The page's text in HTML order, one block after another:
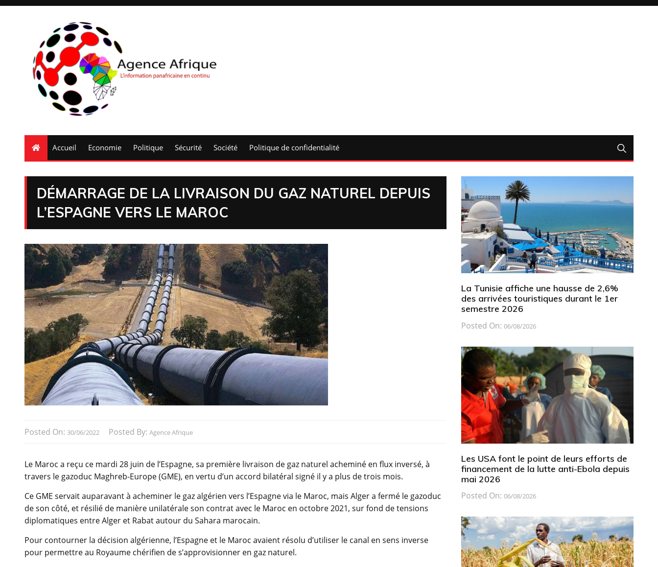
Accueil Economie Politique Sécurité Société Politique de confidentialité
DÉMARRAGE DE LA LIVRAISON DU GAZ NATUREL DEPUIS
L’ESPAGNE VERS LE MAROC
Posted On: 30/06/2022 Posted By: Agence Afrique
Le Maroc a reçu ce mardi 28 juin de l’Espagne, sa première livraison de gaz naturel acheminé en flux inversé, à
travers le gazoduc Maghreb-Europe (GME), en vertu d’un accord bilatéral signé il y a plus de trois mois.
Ce GME servait auparavant à acheminer le gaz algérien vers l’Espagne via le Maroc, mais Alger a fermé le gazoduc
de son côté, et résilié de manière unilatérale son contrat avec le Maroc en octobre 2021, sur fond de tensions
diplomatiques entre Alger et Rabat autour du Sahara marocain.
Pour contourner la décision algérienne, l’Espagne et le Maroc avaient résolu d’utiliser le canal en sens inverse
pour permettre au Royaume chérifien de s’approvisionner en gaz naturel.
La Tunisie affiche une hausse de 2,6%
des arrivées touristiques durant le 1er
semestre 2026
Posted On: 06/08/2026
Les USA font le point de leurs efforts de
financement de la lutte anti-Ebola depuis
mai 2026
Posted On: 06/08/2026